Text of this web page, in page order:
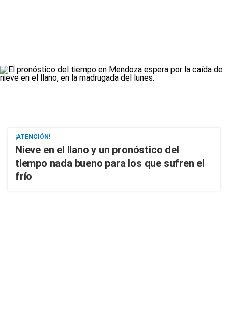
¡ATENCIÓN!
Nieve en el llano y un pronóstico del
tiempo nada bueno para los que sufren el
frío